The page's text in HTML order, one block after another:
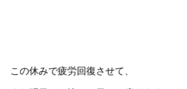
この休みで疲労回復させて、